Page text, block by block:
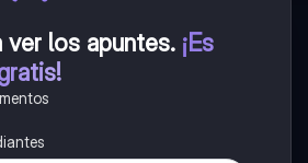
ver los apuntes. ¡Es